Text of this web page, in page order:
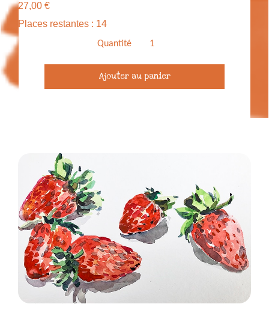
27,00 €
Places restantes : 14
Quantité
quantité
de
à
voir
7
septembre
2026
Ajouter au panier